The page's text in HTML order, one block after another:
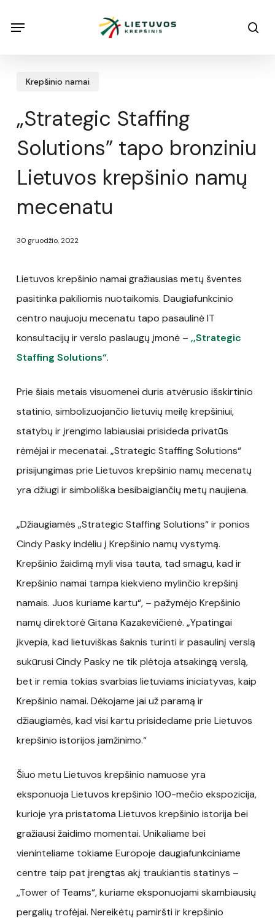
Menu
Krepšinio namai
„Strategic Staffing
Solutions” tapo bronziniu
Lietuvos krepšinio namų
mecenatu
30 gruodžio, 2022
Lietuvos krepšinio namai gražiausias metų šventes
pasitinka pakiliomis nuotaikomis. Daugiafunkcinio
centro naujuoju mecenatu tapo pasaulinė IT
konsultacijų ir verslo paslaugų įmonė – ,,Strategic
Staffing Solutions“.
Prie šiais metais visuomenei duris atvėrusio išskirtinio
statinio, simbolizuojančio lietuvių meilę krepšiniui,
statybų ir įrengimo labiausiai prisideda privatūs
rėmėjai ir mecenatai. „Strategic Staffing Solutions“
prisijungimas prie Lietuvos krepšinio namų mecenatų
yra džiugi ir simboliška besibaigiančių metų naujiena.
„Džiaugiamės „Strategic Staffing Solutions“ ir ponios
Cindy Pasky indėliu į Krepšinio namų vystymą.
Krepšinio žaidimą myli visa tauta, tad smagu, kad ir
Krepšinio namai tampa kiekvieno mylinčio krepšinį
namais. Juos kuriame kartu“, – pažymėjo Krepšinio
namų direktorė Gitana Kazakevičienė. „Ypatingai
įkvepia, kad lietuviškas šaknis turinti ir pasaulinį verslą
sukūrusi Cindy Pasky ne tik plėtoja atsakingą verslą,
bet ir remia tokias svarbias lietuviams iniciatyvas, kaip
Krepšinio namai. Dėkojame jai už paramą ir
džiaugiamės, kad visi kartu prisidedame prie Lietuvos
krepšinio istorijos įamžinimo.“
Šiuo metu Lietuvos krepšinio namuose yra
eksponuoja Lietuvos krepšinio 100-mečio ekspozicija,
kurioje yra pristatoma Lietuvos krepšinio istorija bei
gražiausi žaidimo momentai. Unikaliame bei
vieninteliame tokiame Europoje daugiafunkciniame
centre taip pat įrengtas akį traukiantis statinys –
,,Tower of Teams“, kuriame eksponuojami skambiausių
pergalių trofėjai. Nereikėtų pamiršti ir krepšinio